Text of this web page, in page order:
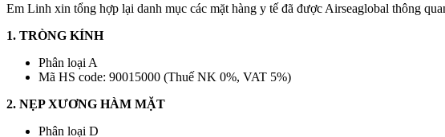
Em Linh xin tổng hợp lại danh mục các mặt hàng y tế đã được Airseaglobal thông
1. TRÒNG KÍNH
Phân loại A
Mã HS code: 90015000 (Thuế NK 0%, VAT 5%)
2. NẸP XƯƠNG HÀM MẶT
Phân loại D